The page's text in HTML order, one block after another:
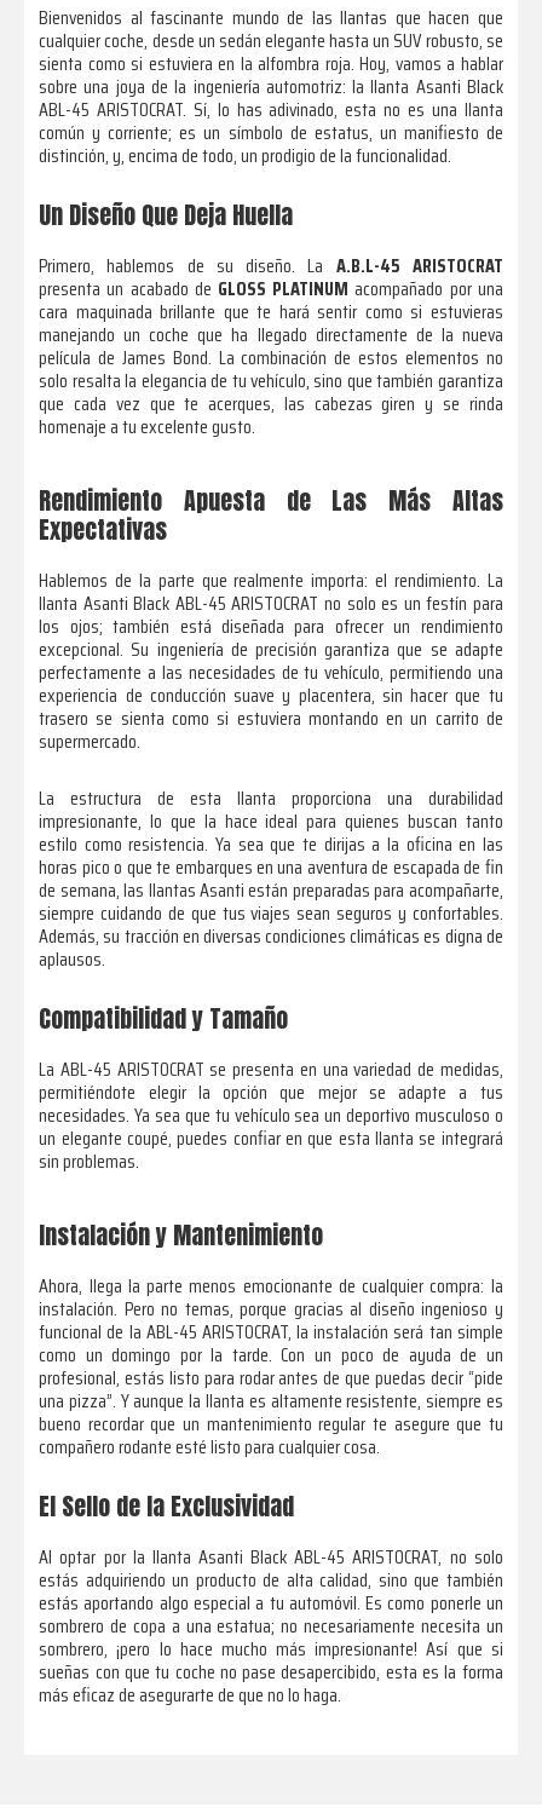
Bienvenidos al fascinante mundo de las llantas que hacen que
cualquier coche, desde un sedán elegante hasta un SUV robusto, se
sienta como si estuviera en la alfombra roja. Hoy, vamos a hablar
sobre una joya de la ingeniería automotriz: la llanta Asanti Black
ABL-45 ARISTOCRAT. Sí, lo has adivinado, esta no es una llanta
común y corriente; es un símbolo de estatus, un manifiesto de
distinción, y, encima de todo, un prodigio de la funcionalidad.
Un Diseño Que Deja Huella
Primero, hablemos de su diseño. La A.B.L-45 ARISTOCRAT
presenta un acabado de GLOSS PLATINUM acompañado por una
cara maquinada brillante que te hará sentir como si estuvieras
manejando un coche que ha llegado directamente de la nueva
película de James Bond. La combinación de estos elementos no
solo resalta la elegancia de tu vehículo, sino que también garantiza
que cada vez que te acerques, las cabezas giren y se rinda
homenaje a tu excelente gusto.
Rendimiento Apuesta de Las Más Altas
Expectativas
Hablemos de la parte que realmente importa: el rendimiento. La
llanta Asanti Black ABL-45 ARISTOCRAT no solo es un festín para
los ojos; también está diseñada para ofrecer un rendimiento
excepcional. Su ingeniería de precisión garantiza que se adapte
perfectamente a las necesidades de tu vehículo, permitiendo una
experiencia de conducción suave y placentera, sin hacer que tu
trasero se sienta como si estuviera montando en un carrito de
supermercado.
La estructura de esta llanta proporciona una durabilidad
impresionante, lo que la hace ideal para quienes buscan tanto
estilo como resistencia. Ya sea que te dirijas a la oficina en las
horas pico o que te embarques en una aventura de escapada de fin
de semana, las llantas Asanti están preparadas para acompañarte,
siempre cuidando de que tus viajes sean seguros y confortables.
Además, su tracción en diversas condiciones climáticas es digna de
aplausos.
Compatibilidad y Tamaño
La ABL-45 ARISTOCRAT se presenta en una variedad de medidas,
permitiéndote elegir la opción que mejor se adapte a tus
necesidades. Ya sea que tu vehículo sea un deportivo musculoso o
un elegante coupé, puedes confiar en que esta llanta se integrará
sin problemas.
Instalación y Mantenimiento
Ahora, llega la parte menos emocionante de cualquier compra: la
instalación. Pero no temas, porque gracias al diseño ingenioso y
funcional de la ABL-45 ARISTOCRAT, la instalación será tan simple
como un domingo por la tarde. Con un poco de ayuda de un
profesional, estás listo para rodar antes de que puedas decir “pide
una pizza”. Y aunque la llanta es altamente resistente, siempre es
bueno recordar que un mantenimiento regular te asegure que tu
compañero rodante esté listo para cualquier cosa.
El Sello de la Exclusividad
Al optar por la llanta Asanti Black ABL-45 ARISTOCRAT, no solo
estás adquiriendo un producto de alta calidad, sino que también
estás aportando algo especial a tu automóvil. Es como ponerle un
sombrero de copa a una estatua; no necesariamente necesita un
sombrero, ¡pero lo hace mucho más impresionante! Así que si
sueñas con que tu coche no pase desapercibido, esta es la forma
más eficaz de asegurarte de que no lo haga.